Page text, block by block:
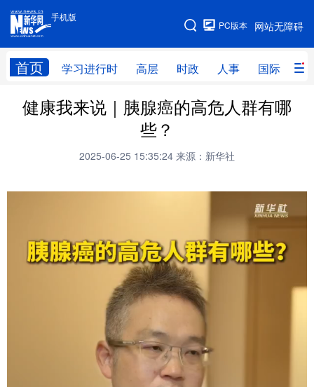
手机版
网站无障碍
PC版本
首页 学习进行时 高层 时政 人事 国际 财
手机版
网站地图
学习进行时 高层 时政 人事
思客智库 全球连线
科技 科普 体育 文化
图片 中央文件 金融 汽车
人居 信息化
城市 旅游
彩票 娱乐
公益
健康我来说｜胰腺癌的高危人群有哪
些？
2025-06-25 15:35:24 来源：新华社